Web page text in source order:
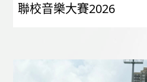
聯校音樂大賽2026